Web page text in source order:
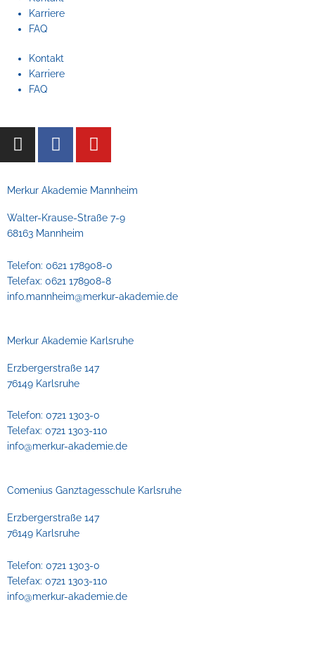
Karriere
FAQ
Kontakt
Karriere
FAQ
I
n
t
g
r
a
m
F
a
e
o
o
k
Y
o
t
b
Merkur Akademie Mannheim
Walter-Krause-Straße 7-9
68163 Mannheim
Telefon: 0621 178908-0
Telefax: 0621 178908-8
info.mannheim@merkur-akademie.de
Merkur Akademie Karlsruhe
Erzbergerstraße 147
76149 Karlsruhe
Telefon: 0721 1303-0
Telefax: 0721 1303-110
info@merkur-akademie.de
Comenius Ganztagesschule Karlsruhe
Erzbergerstraße 147
76149 Karlsruhe
Telefon: 0721 1303-0
Telefax: 0721 1303-110
info@merkur-akademie.de